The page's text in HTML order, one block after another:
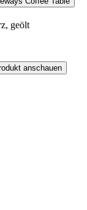
geölt
anschauen